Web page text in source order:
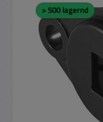
> 500 lagernd